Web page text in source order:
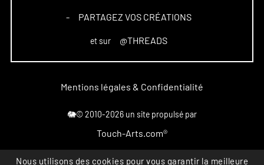
– PARTAGEZ VOS CRÉATIONS
et sur @THREADS
Mentions légales & Confidentialité
🐘© 2010-2026 un site propulsé par
Touch-Arts.com®
Marque déposée
Nous utilisons des cookies pour vous garantir la meilleure